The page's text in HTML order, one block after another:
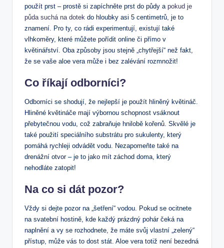
použít prst – prostě si zapíchněte prst do půdy a pokud je
půda suchá na dotek do hloubky asi 5 centimetrů, je to
znamení. Pro ty, co rádi experimentují, existují také
vlhkoměry, které můžete pořídit online či přímo v
květinářství. Oba způsoby jsou stejně „chytřejší“ než fakt,
že se vaše aloe vera může i bez zalévání rozmnožit!
Co říkají odborníci?
Odborníci se shodují, že nejlepší je použít hliněný květináč.
Hliněné květináče mají výbornou schopnost vsáknout
přebytečnou vodu, což zabraňuje hnilobě kořenů. Skvělé je
také použití speciálního substrátu pro sukulenty, který
pomáhá rychleji odvádět vodu. Nezapomeňte také na
drenážní otvor – je to jako mít záchod doma, který
nehodláte zatopit!
Na co si dát pozor?
Vždy si dejte pozor na „šetření“ vodou. Pokud se ocitnete
na svatební hostině, kde každý prázdný pohár čeká na
naplnění a vy se rozhodnete, že máte svůj vlastní „zelený“
přístup, může vás to dost stát. Aloe vera totiž není bezedná